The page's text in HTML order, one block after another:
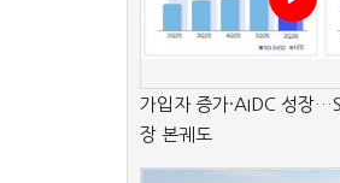
가입자 증가·AIDC 성장
장 본궤도